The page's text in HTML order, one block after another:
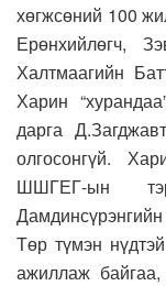
хөгжсөний 100
Ерөнхийлөгч,
Халтмаагийн
Харин
дарга
олгосонгүй.
ШШГЕГ-ын
Төр түмэн
ажиллаж